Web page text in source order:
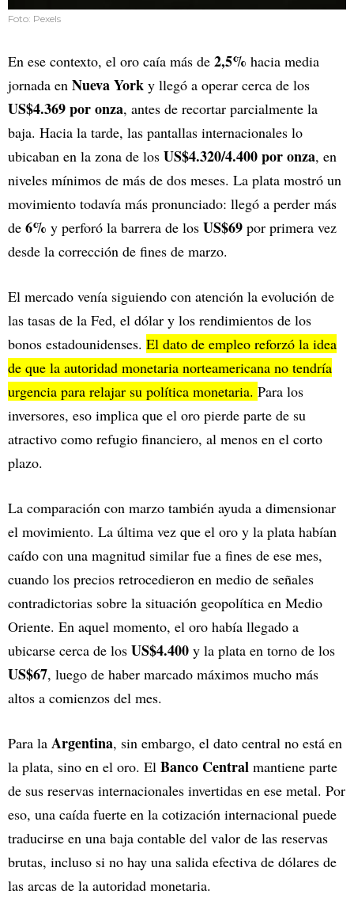
Foto: Pexels
En ese contexto, el oro caía más de 2,5% hacia media
jornada en Nueva York y llegó a operar cerca de los
US$4.369 por onza, antes de recortar parcialmente la
baja. Hacia la tarde, las pantallas internacionales lo
ubicaban en la zona de los US$4.320/4.400 por onza, en
niveles mínimos de más de dos meses. La plata mostró un
movimiento todavía más pronunciado: llegó a perder más
de 6% y perforó la barrera de los US$69 por primera vez
desde la corrección de fines de marzo.
El mercado venía siguiendo con atención la evolución de
las tasas de la Fed, el dólar y los rendimientos de los
bonos estadounidenses. El dato de empleo reforzó la idea
de que la autoridad monetaria norteamericana no tendría
urgencia para relajar su política monetaria. Para los
inversores, eso implica que el oro pierde parte de su
atractivo como refugio financiero, al menos en el corto
plazo.
La comparación con marzo también ayuda a dimensionar
el movimiento. La última vez que el oro y la plata habían
caído con una magnitud similar fue a fines de ese mes,
cuando los precios retrocedieron en medio de señales
contradictorias sobre la situación geopolítica en Medio
Oriente. En aquel momento, el oro había llegado a
ubicarse cerca de los US$4.400 y la plata en torno de los
US$67, luego de haber marcado máximos mucho más
altos a comienzos del mes.
Para la Argentina, sin embargo, el dato central no está en
la plata, sino en el oro. El Banco Central mantiene parte
de sus reservas internacionales invertidas en ese metal. Por
eso, una caída fuerte en la cotización internacional puede
traducirse en una baja contable del valor de las reservas
brutas, incluso si no hay una salida efectiva de dólares de
las arcas de la autoridad monetaria.